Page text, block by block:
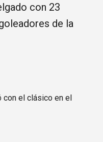
con 23
de la